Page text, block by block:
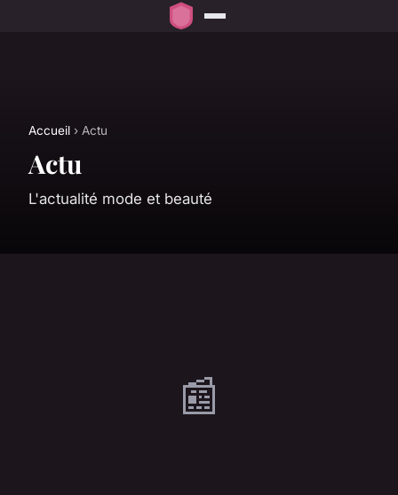
Accueil › Actu
Actu
L'actualité mode et beauté
📰